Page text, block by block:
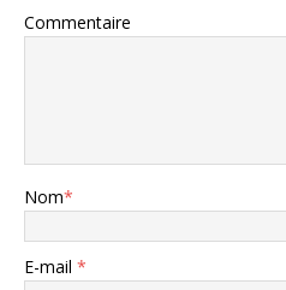
Commentaire
Nom*
E-mail *